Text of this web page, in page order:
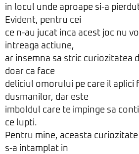
in locul unde aproape si-a
Evident, pentru cei
ce n-au jucat inca acest joc nu
intreaga actiune,
ar insemna sa stric curiozitatea
doar ca face
deliciul omorului pe care il aplici
dusmanilor, dar este
imboldul care te impinge sa
ce lupti.
Pentru mine, aceasta curiozitate
s-a intamplat in